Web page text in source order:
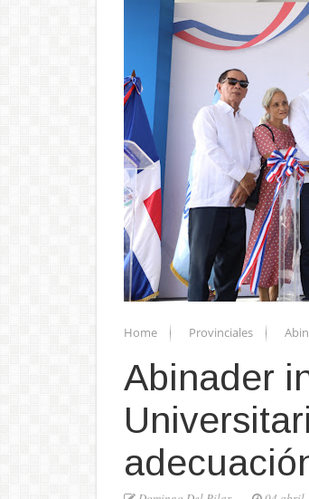
Home Provinciales
Abinader